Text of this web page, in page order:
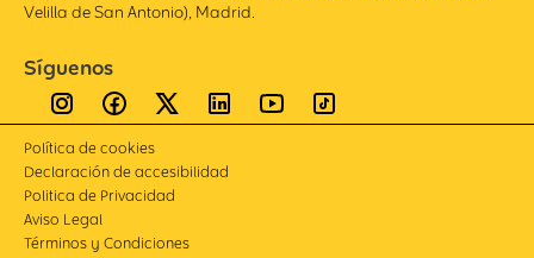
Velilla de San Antonio), Madrid.
Síguenos
Política de cookies
Declaración de accesibilidad
Politica de Privacidad
Aviso Legal
Términos y Condiciones